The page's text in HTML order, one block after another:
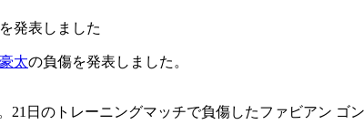
発表しました
太の負傷を発表しました。
日のトレーニングマッチで負傷したファビアン ゴ